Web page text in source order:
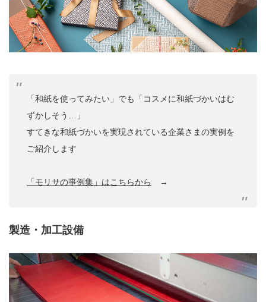
「和紙を使ってみたい」でも「コスメに和紙づかいはむ
ずかしそう…」
すてきな和紙づかいを実現されている企業さまの実例を
ご紹介します
「モリサの事例集」はこちらから →
製造・加工設備